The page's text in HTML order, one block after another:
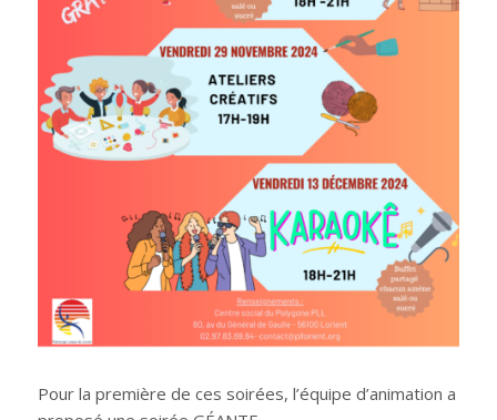
Pour la première de ces soirées, l’équipe d’animation a